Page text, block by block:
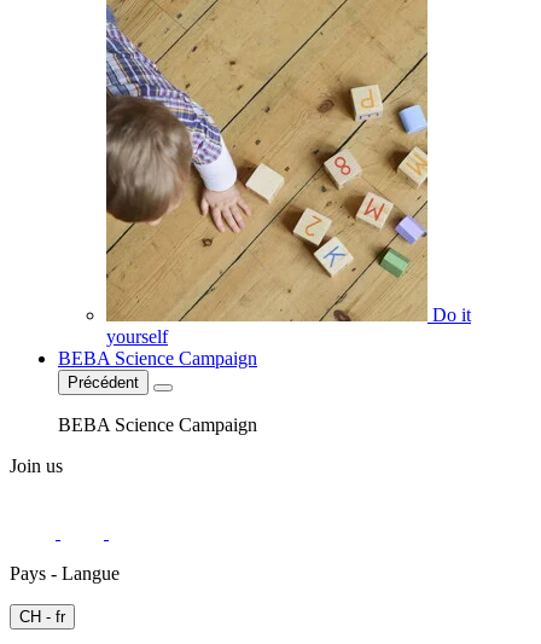
Do it
yourself
BEBA Science Campaign
Précédent
BEBA Science Campaign
Join us
Pays - Langue
CH - fr